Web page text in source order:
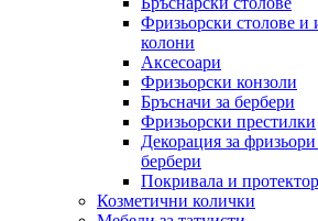
Фризьорски столове и
колони
Аксесоари
Фризьорски конзоли
Бръсначи за бербери
Фризьорски престилки
Декорация за
бербери
Покривала и
Козметични колички